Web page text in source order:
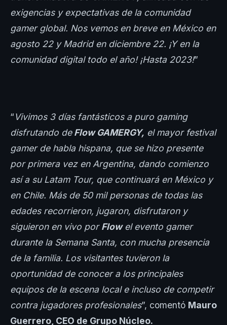
exigencias y expectativas de la comunidad
gamer global. Nos vemos en breve en México en
agosto 22 y Madrid en diciembre 22. ¡Y en la
comunidad digital todo el año! ¡Hasta 2023!”
“Vivimos 3 días fantásticos a puro gaming
disfrutando deFlow GAMERGY, el mayor festival
gamer de habla hispana, que se hizo presente
por primera vez en Argentina, dando comienzo
así a su Latam Tour, que continuará en México y
en Chile. Más de 50 mil personas de todas las
edades recorrieron, jugaron, disfrutaron y
siguieron en vivo porFlowel evento gamer
durante la Semana Santa, con mucha presencia
de la familia. Los visitantes tuvieron la
oportunidad de conocer a los principales
equipos de la escena local e incluso de competir
contra jugadores profesionales”, comentó Mauro
Guerrero, CEO de Grupo Núcleo.